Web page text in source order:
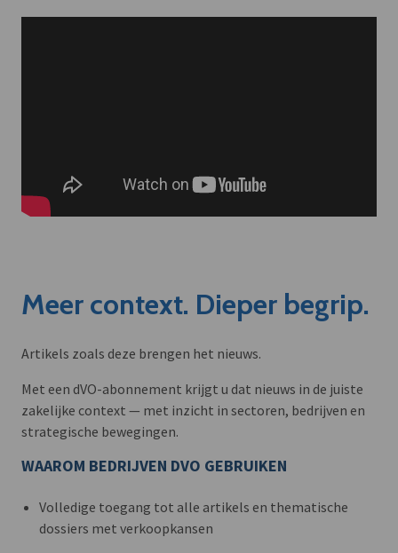
Meer context. Dieper begrip.
Artikels zoals deze brengen het nieuws.
Met een dVO-abonnement krijgt u dat nieuws in de juiste
zakelijke context — met inzicht in sectoren, bedrijven en
strategische bewegingen.
WAAROM BEDRIJVEN DVO GEBRUIKEN
Volledige toegang tot alle artikels en thematische
dossiers met verkoopkansen